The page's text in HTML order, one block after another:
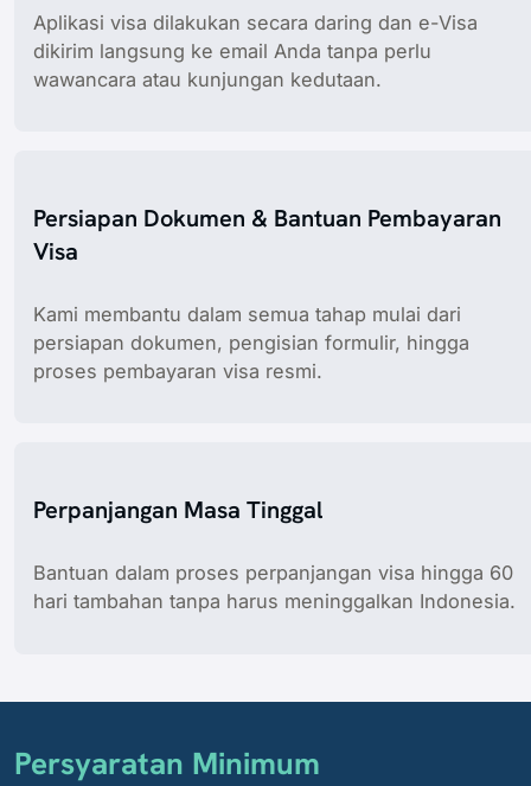
Aplikasi visa dilakukan secara daring dan e-Visa
dikirim langsung ke email Anda tanpa perlu
wawancara atau kunjungan kedutaan.
Persiapan Dokumen & Bantuan Pembayaran
Visa
Kami membantu dalam semua tahap mulai dari
persiapan dokumen, pengisian formulir, hingga
proses pembayaran visa resmi.
Perpanjangan Masa Tinggal
Bantuan dalam proses perpanjangan visa hingga 60
hari tambahan tanpa harus meninggalkan Indonesia.
Persyaratan Minimum